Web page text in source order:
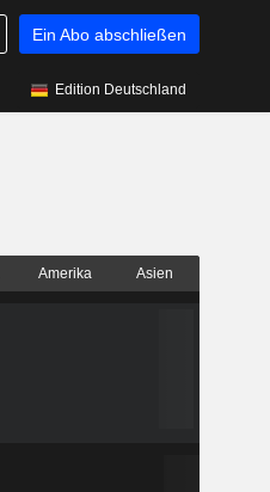
Ein Abo abschließen
Edition Deutschland
Amerika Asien